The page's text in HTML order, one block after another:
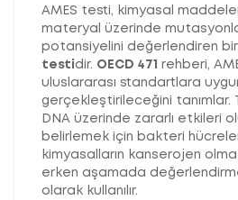
AMES testi, kimyasal
materyal üzerinde
potansiyelini değerlendiren bir
testi dir. OECD 471
rehberi,
uluslararası standartlara
gerçekleştirileceğini tanımlar.
DNA üzerinde zararlı etkileri
belirlemek için bakteri
kimyasalların kanserojen
erken aşamada
olarak kullanılır.